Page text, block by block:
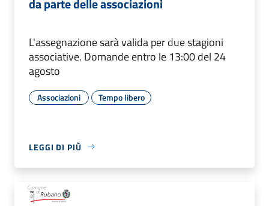
da parte delle associazioni
L'assegnazione sarà valida per due stagioni
associative. Domande entro le 13:00 del 24
agosto
Associazioni Tempo libero
LEGGI DI PIÙ